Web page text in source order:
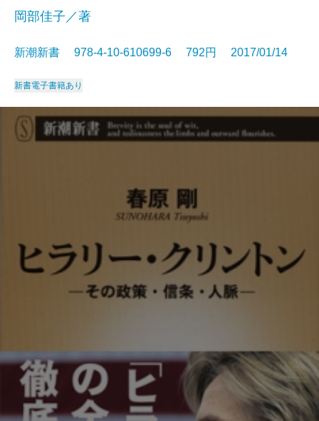
岡部佳子／著
新潮新書 978-4-10-610699-6 792円 2017/01/14
新書電子書籍あり